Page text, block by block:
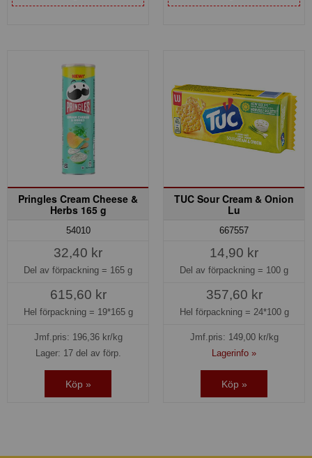
Pringles Cream Cheese &
Herbs 165 g
54010
32,40 kr
Del av förpackning = 165 g
615,60 kr
Hel förpackning = 19*165 g
Jmf.pris: 196,36kr/kg
Lager: 17 del av förp.
Köp »
TUC Sour Cream & Onion
Lu
667557
14,90 kr
Del av förpackning = 100 g
357,60 kr
Hel förpackning = 24*100 g
Jmf.pris: 149,00kr/kg
Lagerinfo »
Köp »